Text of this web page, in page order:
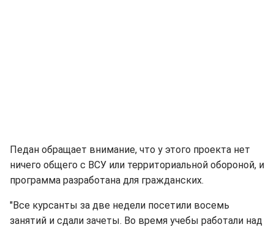
Педан обращает внимание, что у этого проекта нет
ничего общего с ВСУ или территориальной обороной, и
программа разработана для гражданских.
"Все курсанты за две недели посетили восемь
занятий и сдали зачеты. Во время учебы работали над